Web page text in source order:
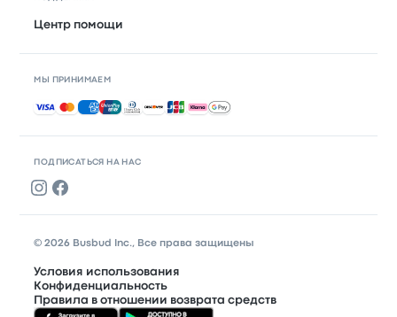
ПОДПИСАТЬСЯ НА НАС
Центр помощи
МЫ ПРИНИМАЕМ
Принимаемые способы оплаты
© 2026 Busbud Inc., Все права защищены
Условия использования
Конфиденциальность
Правила в отношении возврата средств